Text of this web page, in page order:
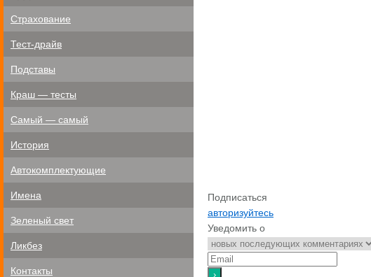
Страхование
Тест-драйв
Подставы
Краш — тесты
Самый — самый
История
Автокомплектующие
Имена
Зеленый свет
Ликбез
Контакты
Подписаться
авторизуйтесь
Уведомить о